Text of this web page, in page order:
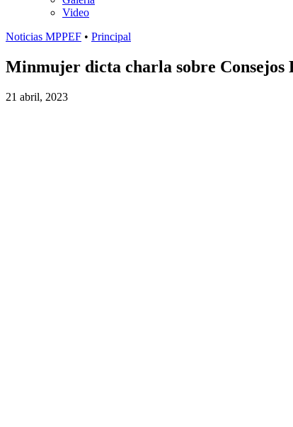
Video
Noticias MPPEF • Principal
Minmujer dicta charla sobre Consejos
21 abril, 2023